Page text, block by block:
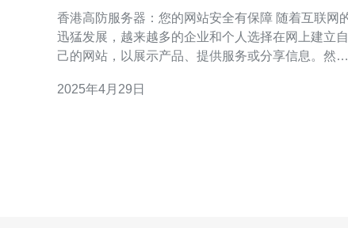
香港高防服务器：您的网站安全有保障 随着互联网的
迅猛发展，越来越多的企业和个人选择在网上建立自
己的网站，以展示产品、提供服务或分享信息。然
网站免受各种攻击的侵害，选择一台高防服务器是非
2025年4月29日